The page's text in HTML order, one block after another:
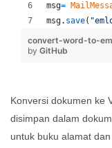
msg=
msg. save(
convert-word-to-
by GitHub
Konversi dokumen ke
disimpan dalam
untuk buku alamat